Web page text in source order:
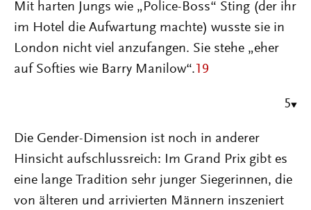
Mit harten Jungs wie „Police-Boss“ Sting (der ihr
im Hotel die Aufwartung machte) wusste sie in
London nicht viel anzufangen. Sie stehe „eher
auf Softies wie Barry Manilow“. 19
5
Die Gender-Dimension ist noch in anderer
Hinsicht aufschlussreich: Im Grand Prix gibt es
eine lange Tradition sehr junger Siegerinnen, die
von älteren und arrivierten Männern inszeniert